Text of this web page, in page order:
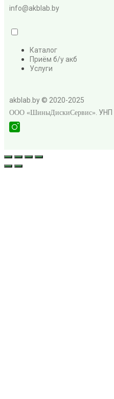
info@akblab.by
Каталог
Приём б/у акб
Услуги
akblab.by © 2020-2025
ООО «ШиныДискиСервис». УНП